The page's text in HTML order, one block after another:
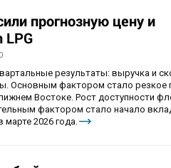
прогнозную цену и
результаты: выручка и
Основным фактором стало
Востоке. Рост доступности
фактором стало начало
марте 2026 года.